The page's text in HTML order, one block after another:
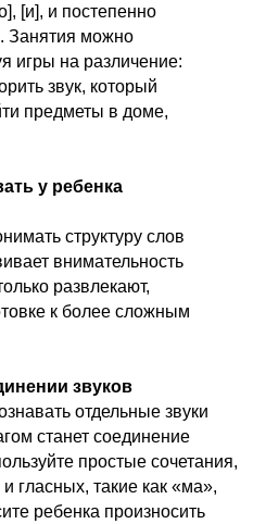
[и], и постепенно
Занятия можно
игры на различение:
звук, который
предметы в доме,
у ребенка
структуру слов
внимательность
развлекают,
к более сложным
звуков
отдельные звуки
станет соединение
простые сочетания,
гласных, такие как «ма»,
ребенка произносить